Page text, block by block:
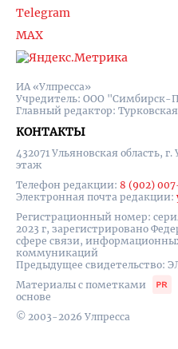
ИА «Улпресса»
Учредитель: ООО "Симбирск-
Главный редактор:
КОНТАКТЫ
432071 Ульяновская область,
этаж
Телефон редакции: 8 (902)
Электронная почта редакции:
Регистрационный номер:
2023 г, зарегистрировано
сфере связи,
коммуникаций
Предыдущее свидетельство:
Материалы с пометками
основе
© 2003-2026 Улпресса
Telegram
MAX